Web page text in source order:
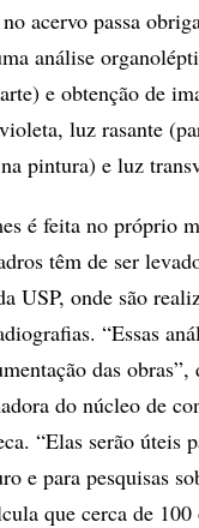
acervo passa
análise
e obtenção de
luz rasante
pintura) e luz
é feita no próprio
têm de ser
USP, onde são
“Essas
das
do núcleo de
“Elas serão úteis
e para pesquisas
que cerca de 100